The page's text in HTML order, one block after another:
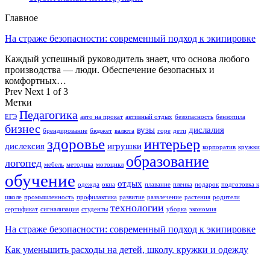
Главное
На страже безопасности: современный подход к экипировке
Каждый успешный руководитель знает, что основа любого
производства — люди. Обеспечение безопасных и
комфортных…
Prev Next 1 of 3
Метки
ЕГЭ Педагогика авто на прокат активный отдых безопасность бензопила
бизнес брендирование бюджет валюта вузы горе дети дислалия
дислексия здоровье игрушки интерьер корпоратив кружки
логопед мебель методика мотоцикл образование
обучение одежда окна отдых плавание пленка подарок подготовка к
школе промышленность профилактика развитие развлечение растения родители
сертификат сигнализация студенты технологии уборка экономия
На страже безопасности: современный подход к экипировке
Как уменьшить расходы на детей, школу, кружки и одежду